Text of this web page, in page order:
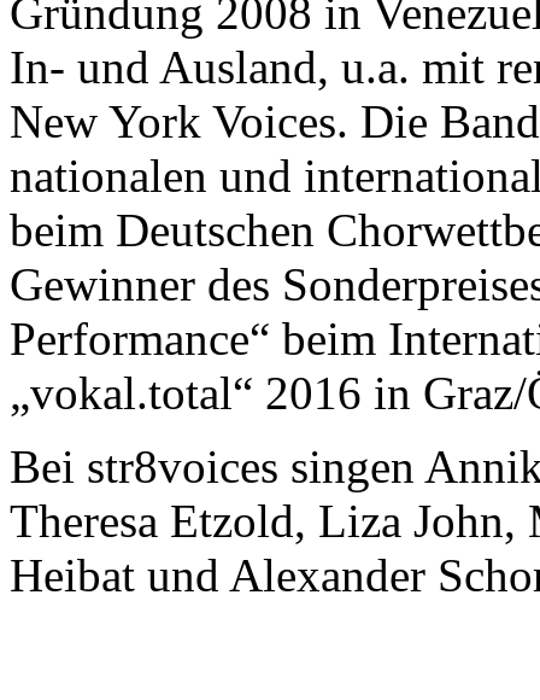
Gründung 2008 in
In- und Ausland, u.a. mit
New York Voices. Die
nationalen und
beim Deutschen
Gewinner des
Performance“ beim
„vokal.total“ 2016 in Graz/
Bei str8voices singen
Theresa Etzold, Liza John,
Heibat und Alexander